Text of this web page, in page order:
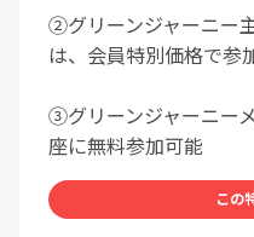
②グリーンジャーニー
は、会員特別価格で参
③グリーンジャーニー
座に無料参加可能
この